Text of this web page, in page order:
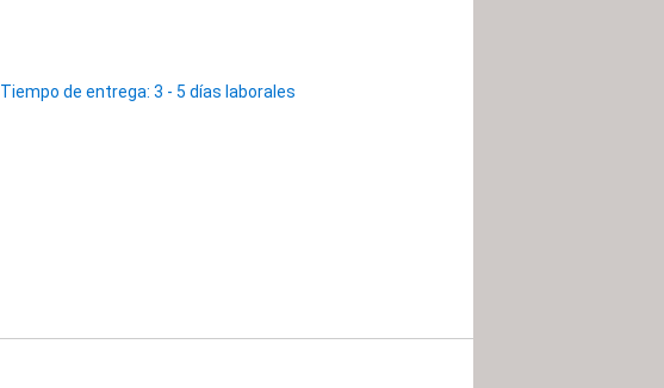
Tiempo de entrega: 3 - 5 días laborales